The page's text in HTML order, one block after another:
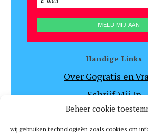
Beheer cookie
wij gebruiken technologieën zoals cookies om
Handige Links
Over Gogratis en
Schrijf Mij In
Algemene Voorwaarden
Privacy Beleid